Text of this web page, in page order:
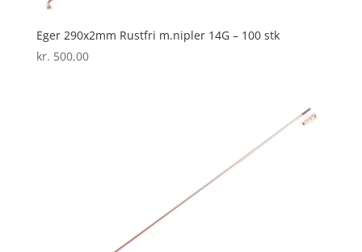
Eger 290x2mm Rustfri m.nipler 14G – 100 stk
kr. 500,00